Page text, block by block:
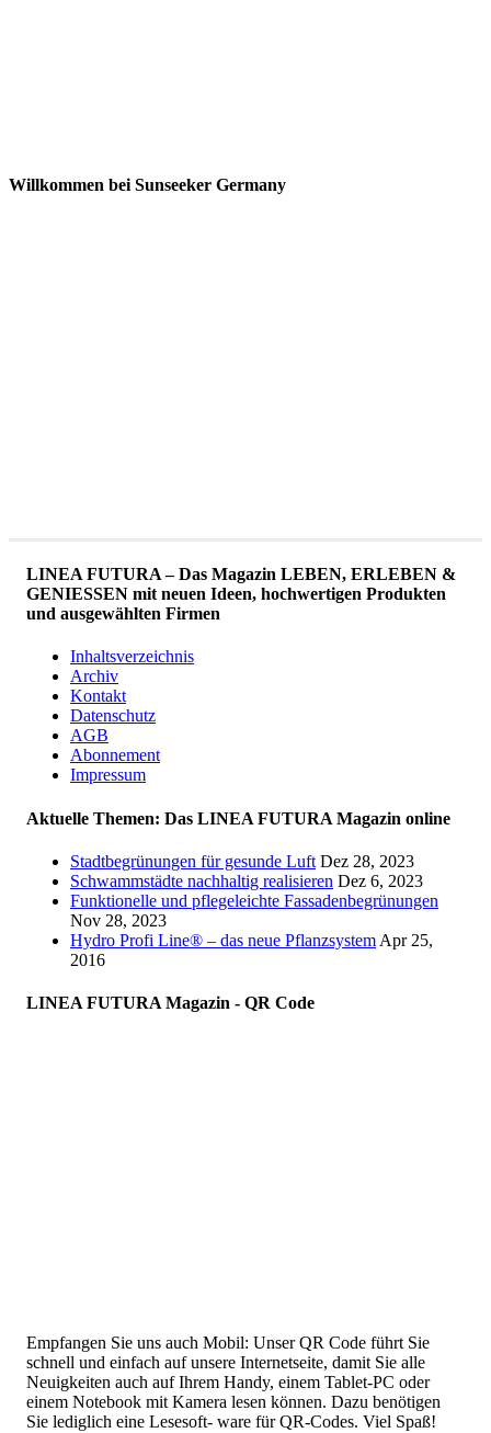
Willkommen bei Sunseeker Germany
LINEA FUTURA – Das Magazin LEBEN, ERLEBEN &
GENIESSEN mit neuen Ideen, hochwertigen Produkten
und ausgewählten Firmen
Inhaltsverzeichnis
Archiv
Kontakt
Datenschutz
AGB
Abonnement
Impressum
Aktuelle Themen: Das LINEA FUTURA Magazin online
Stadtbegrünungen für gesunde Luft Dez 28, 2023
Schwammstädte nachhaltig realisieren Dez 6, 2023
Funktionelle und pflegeleichte Fassadenbegrünungen
Nov 28, 2023
Hydro Profi Line® – das neue Pflanzsystem Apr 25,
2016
LINEA FUTURA Magazin - QR Code
Empfangen Sie uns auch Mobil: Unser QR Code führt Sie
schnell und einfach auf unsere Internetseite, damit Sie alle
Neuigkeiten auch auf Ihrem Handy, einem Tablet-PC oder
einem Notebook mit Kamera lesen können. Dazu benötigen
Sie lediglich eine Lesesoft- ware für QR-Codes. Viel Spaß!